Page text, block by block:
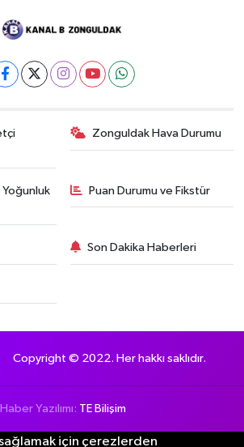
Zonguldak Hava Durumu
Puan Durumu ve Fikstür
Son Dakika Haberleri
Copyright © 2022. Her hakkı saklıdır.
Haber Yazılımı: TE Bilişim
için çerezlerden